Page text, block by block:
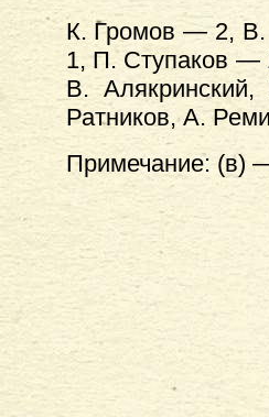
К. Громов — 2,
1, П. Ступаков —
В.
Ратников, А.
Примечание: (в)